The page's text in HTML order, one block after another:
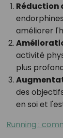
Réduction
améliorer
activité
plus
des
en soi et
Running :